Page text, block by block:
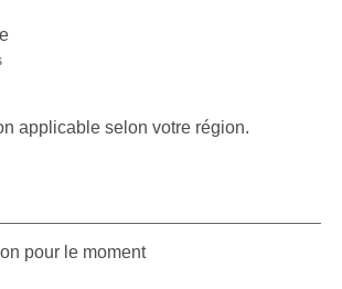
applicable selon votre région.
pour le moment